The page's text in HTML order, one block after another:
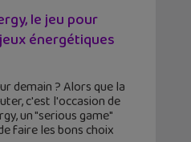
le jeu pour
énergétiques
demain ? Alors que la
c'est l'occasion de
un "serious game"
faire les bons choix